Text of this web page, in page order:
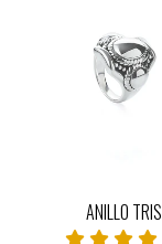
ANILLO TRIS